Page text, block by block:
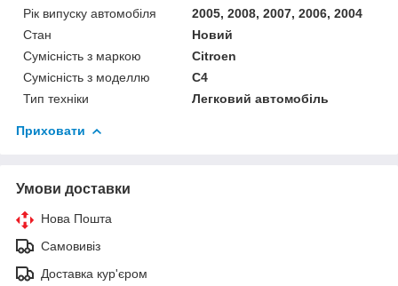
Рік випуску автомобіля
2005, 2008, 2007, 2006, 2004
Стан
Новий
Сумісність з маркою
Citroen
Сумісність з моделлю
C4
Тип техніки
Легковий автомобіль
Приховати
Умови доставки
Нова Пошта
Самовивіз
Доставка кур'єром